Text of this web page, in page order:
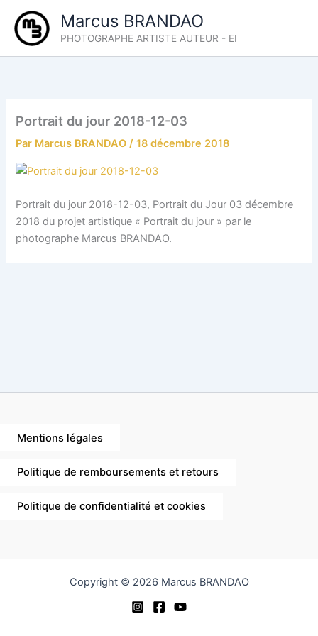
contenu
Marcus BRANDAO
PHOTOGRAPHE ARTISTE AUTEUR - EI
Portrait du jour 2018-12-03
Par Marcus BRANDAO/18 décembre 2018
Portrait du jour 2018-12-03, Portrait du Jour 03 décembre
2018 du projet artistique « Portrait du jour » par le
photographe Marcus BRANDAO.
Mentions légales
Politique de remboursements et retours
Politique de confidentialité et cookies
Copyright © 2026 Marcus BRANDAO